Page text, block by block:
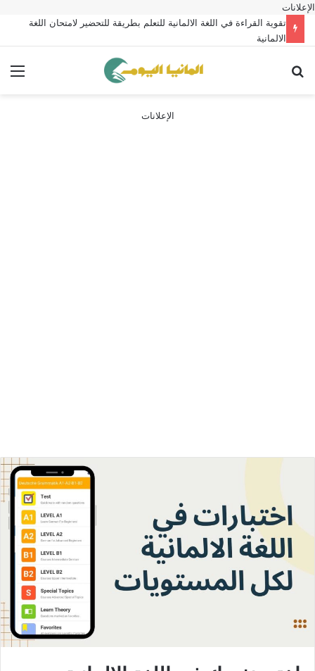
الإعلانات
تقوية القراءة في اللغة الالمانية للتعلم بطريقة للتحضير لامتحان اللغة
الالمانية
الإعلانات